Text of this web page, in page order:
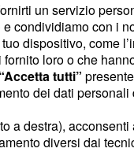
un servizio
condividiamo con i
dispositivo, come
loro o che
“Accetta tutti”
dei dati
a destra),
diversi dai